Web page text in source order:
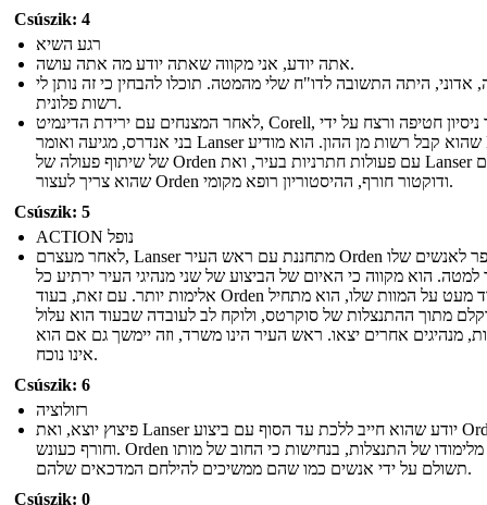
Csúszik: 4
רגע השיא
אתה יודע, אני מקווה שאתה יודע מה אתה עושה.
אדוני, היתה התשובה לדו"ח שלי מהמטה. תוכלו להבחין כי זה נותן לי
רשות פלונית.
לאחר המצנחים עם ירידת הדינמיט, Corell, ששרד ניסיון חטיפה ורצח על ידי
בני אנדרס, מגיעה ואומר Lanser שהוא קבל רשות מן ההון. הוא מודיע Lanser
של שיתוף פעולה של Orden עם פעולות חתרניות בעיר, ואת Lanser מסכם
שהוא צריך לעצור Orden ודוקטור חורף, ההיסטוריון רופא מקומי.
Csúszik: 5
ACTION נופל
לאחר מעצרם, Lanser מתחננת עם ראש העיר Orden לספר לאנשים שלו
למטה. הוא מקווה כי האיום של הביצוע של שני מנהיגי העיר ירתיע כל
אלימות יותר. עם זאת, בעוד Orden חרד מעט על המוות שלו, הוא מתחיל
מתוך ההתנצלות של סוקרטס, ולוקח לב לעובדה שבעוד הוא עלול
מנהיגים אחרים יצאו. ראש העיר הינו משרד, וזה יימשך גם אם הוא
אינו נוכח.
Csúszik: 6
רזולוציה
פיצוץ יוצא, ואת Lanser יודע שהוא חייב ללכת עד הסוף עם ביצוע Orden
וחורף כעונש. Orden מסיים מלימודו של התנצלות, בנחישות כי החוב של מותו
תשולם על ידי אנשים כמו שהם ממשיכים להילחם המדכאים שלהם.
Csúszik: 0